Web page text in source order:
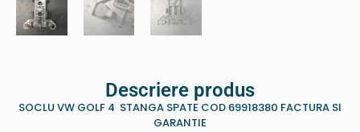
Descriere produs
SOCLU VW GOLF 4 STANGA SPATE COD 69918380 FACTURA SI
GARANTIE